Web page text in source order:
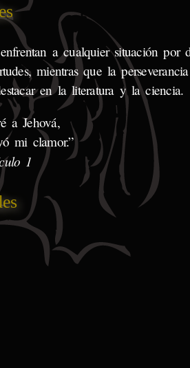
a cualquier situación por
mientras que la
en la literatura y la ciencia.
a Jehová,
mi clamor.”
1